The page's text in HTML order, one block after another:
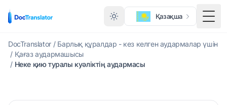
Қазақша
DocTranslator / Барлық құралдар - кез келген аудармалар үшін
/ Қағаз аудармашысы
/ Неке қию туралы куәліктің аудармасы